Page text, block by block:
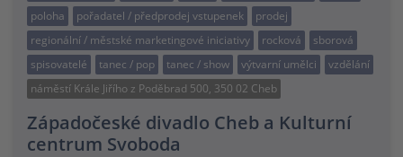
poloha
pořadatel / předprodej vstupenek
prodej
regionální / městské marketingové iniciativy
rocková
sborová
spisovatelé
tanec / pop tanec / show výtvarní umělci
vzdělání
náměstí Krále Jiřího z Poděbrad 500, 350 02 Cheb
Západočeské divadlo Cheb a Kulturní
centrum Svoboda